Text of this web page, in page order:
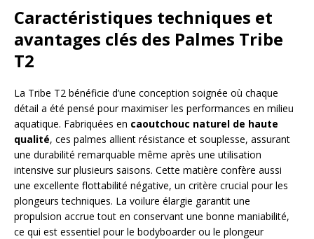
Caractéristiques techniques et
avantages clés des Palmes Tribe
T2
La Tribe T2 bénéficie d’une conception soignée où chaque
détail a été pensé pour maximiser les performances en milieu
aquatique. Fabriquées en caoutchouc naturel de haute
qualité, ces palmes allient résistance et souplesse, assurant
une durabilité remarquable même après une utilisation
intensive sur plusieurs saisons. Cette matière confère aussi
une excellente flottabilité négative, un critère crucial pour les
plongeurs techniques. La voilure élargie garantit une
propulsion accrue tout en conservant une bonne maniabilité,
ce qui est essentiel pour le bodyboarder ou le plongeur